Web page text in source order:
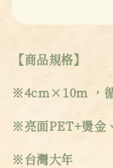
【商品規格】
※4cm×10m ，
※亮面PET+燙金
※台灣大年